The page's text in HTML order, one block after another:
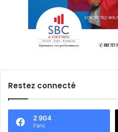
Restez connecté
2 904
Fans